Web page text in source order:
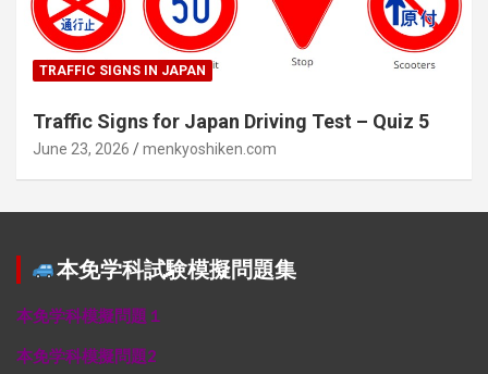
TRAFFIC SIGNS IN JAPAN
Traffic Signs for Japan Driving Test – Quiz 5
June 23, 2026 menkyoshiken.com
本免学科試験模擬問題集
本免学科模擬問題１
本免学科模擬問題2